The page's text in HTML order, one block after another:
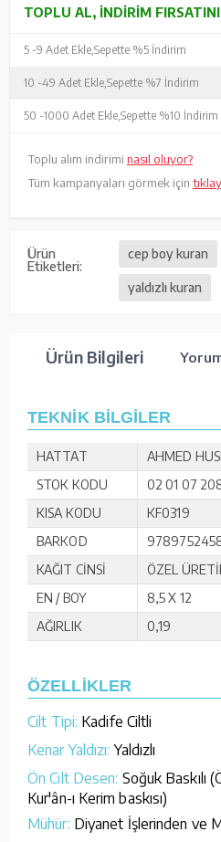
TOPLU AL, İNDIRIM
5 -9 Adet Ekle, Sepette %5 İndirim
10 -49 Adet Ekle, Sepette %7 İndirim
50 -1000 Adet Ekle, Sepette %10 İndirim
Toplu alım indirimi nasıl oluyor?
Tüm kampanyaları görmek için
Ürün
Etiketleri:
cep boy kuran
yaldızlı kuran
Ürün Bilgileri
TEKNİK BİLGİLER
HATTAT
AHMED
STOK KODU
02 01 07
KISA KODU
KF0319
BARKOD
KAĞIT CİNSİ
ÖZEL
EN / BOY
8,5 X 12
AĞIRLIK
0,19
ÖZELLİKLER
Cilt Tipi: Kadife Ciltli
Kenar Yaldızı: Yaldızlı
Ön Cilt Desen: Soğuk Baskılı
Kur'ân-ı Kerim baskısı)
Mühür: Diyanet İşlerinden ve